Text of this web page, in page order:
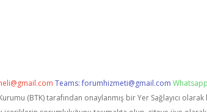
Teams:forumhizmeti@gmail.com
(BTK) tarafından onaylanmış bir Yer Sağlayıcı